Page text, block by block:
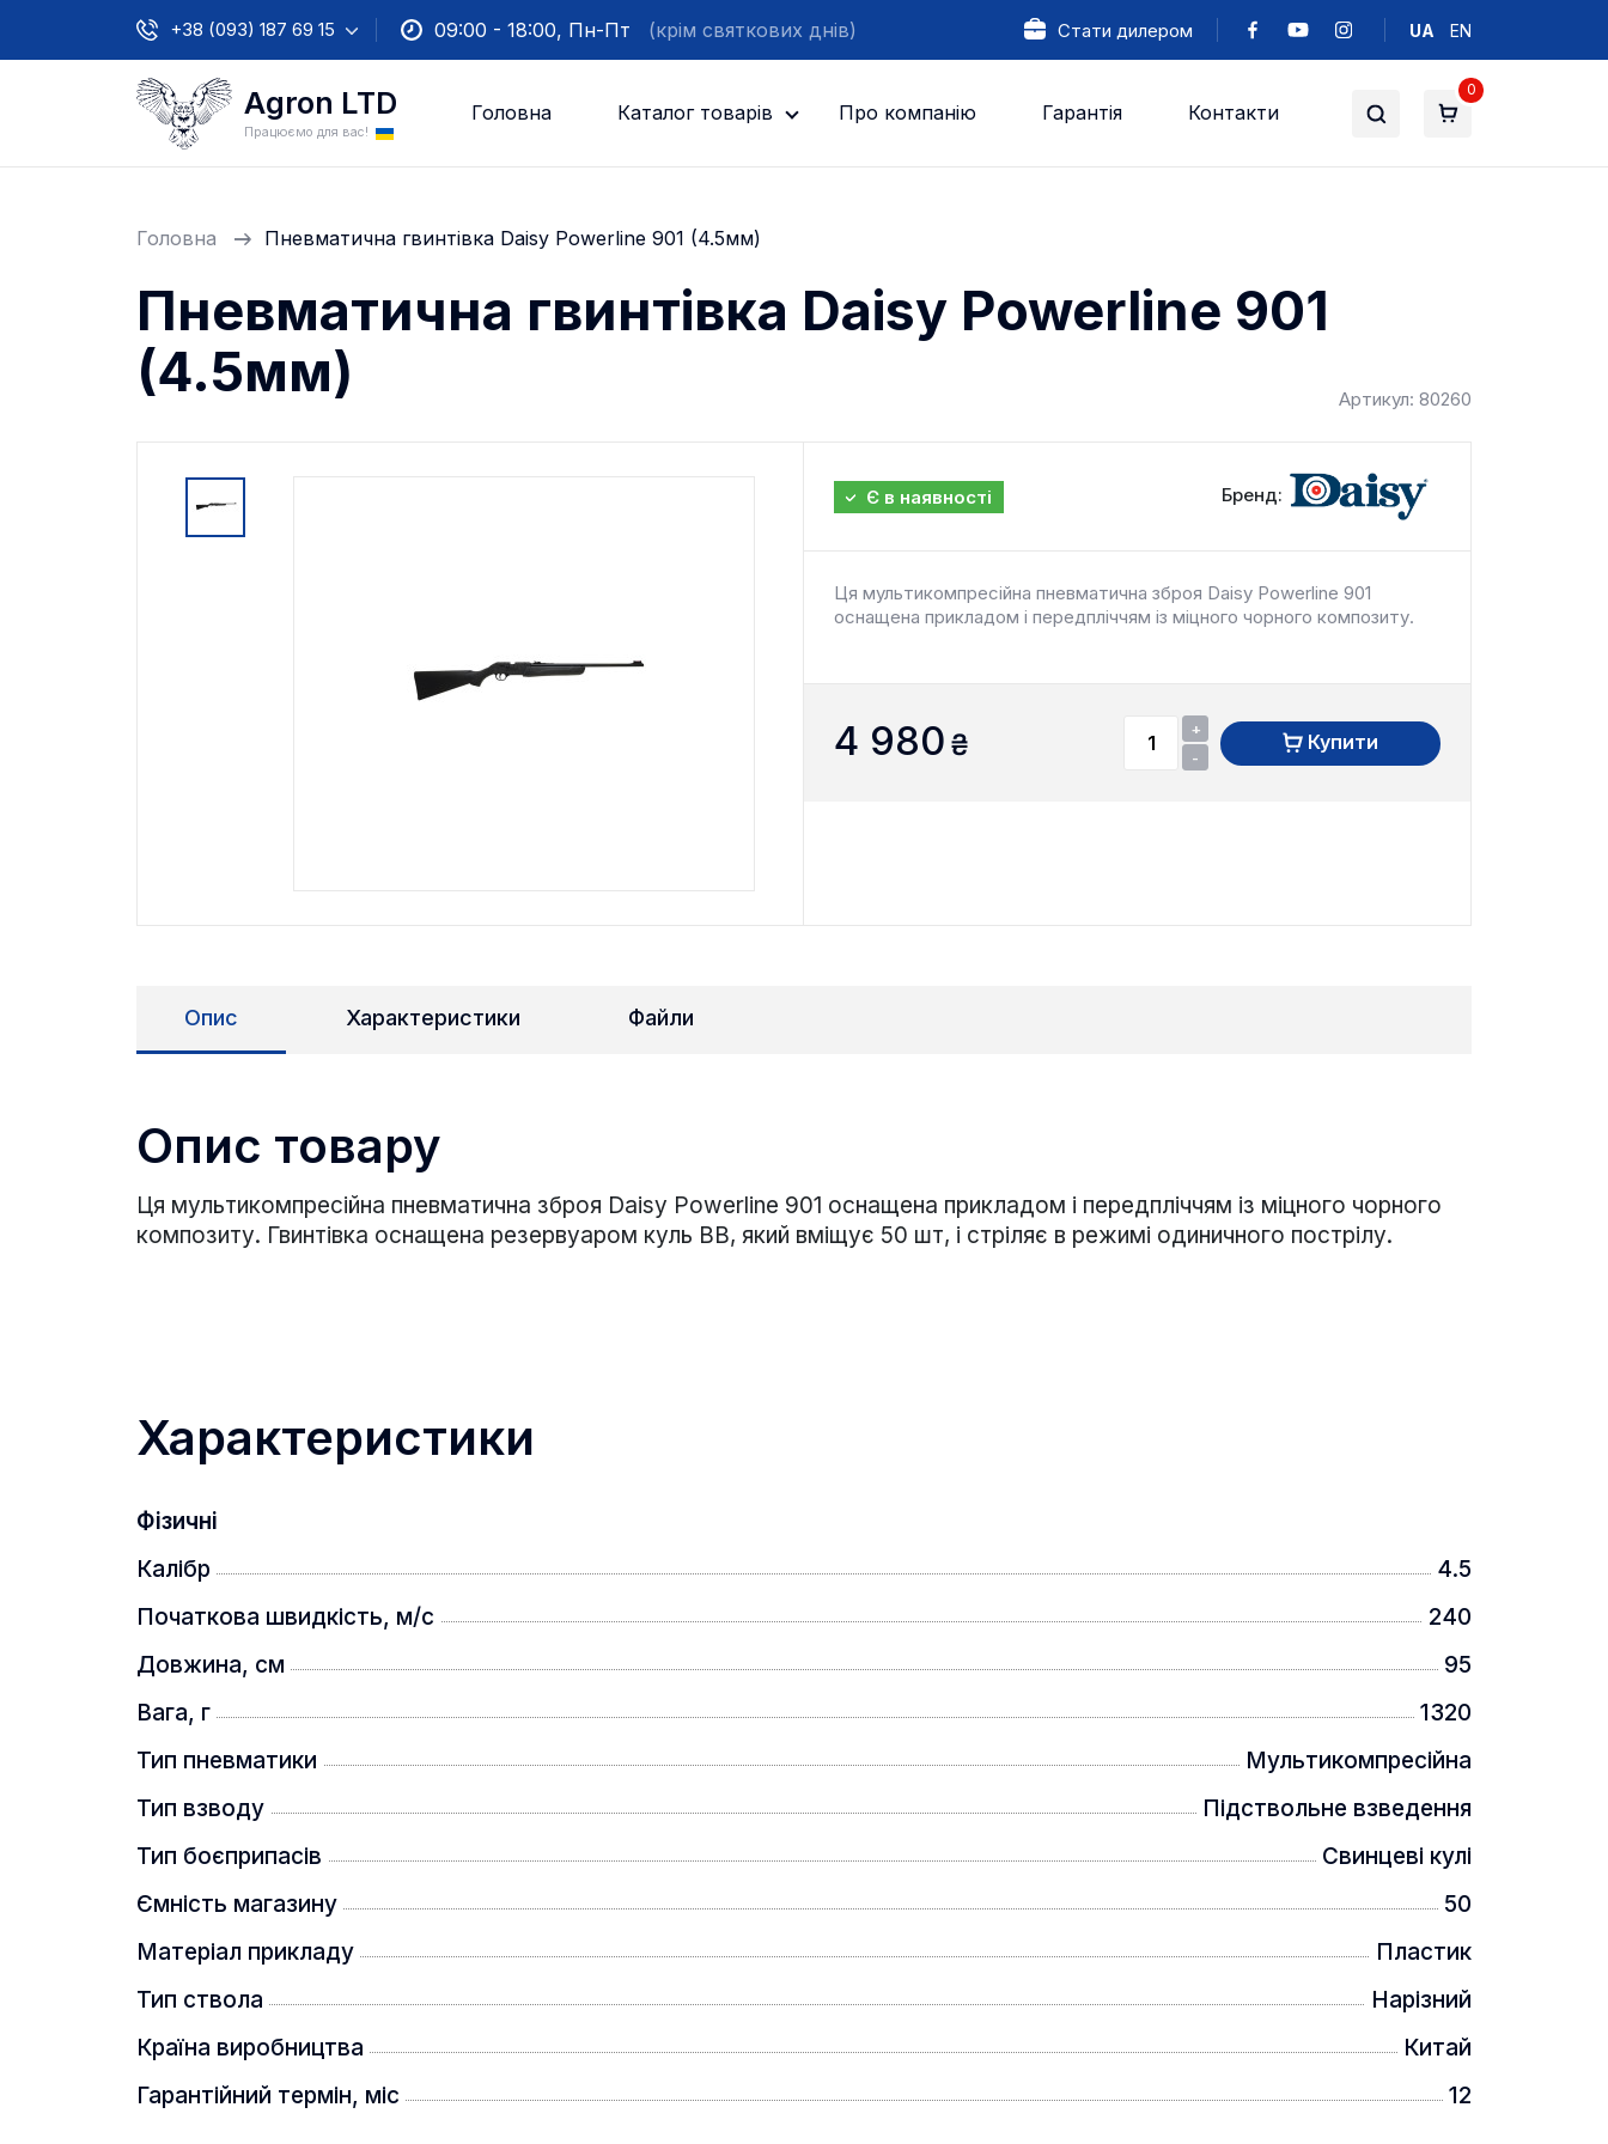
+38 (093) 187 69 15 09:00 - 18:00, Пн-Пт (крім святкових днів) Стати дилером UA EN
Agron LTD
Працюємо для вас!
Головна Каталог товарів Про компанію Гарантія Контакти
0
Головна Пневматична гвинтівка Daisy Powerline 901 (4.5мм)
Пневматична гвинтівка Daisy Powerline 901
(4.5мм)
Артикул: 80260
Є в наявності Бренд:
Ця мультикомпресійна пневматична зброя Daisy Powerline 901
оснащена прикладом і передпліччям із міцного чорного композиту.
4 980 ₴
+
-
Купити
Опис Характеристики Файли
Опис товару
Ця мультикомпресійна пневматична зброя Daisy Powerline 901 оснащена прикладом і передпліччям із міцного чорного
композиту. Гвинтівка оснащена резервуаром куль ВВ, який вміщує 50 шт, і стріляє в режимі одиничного пострілу.
Характеристики
Фізичні
Калібр
4.5
Початкова швидкість, м/с
240
Довжина, см
95
Вага, г
1320
Тип пневматики
Мультикомпресійна
Тип взводу
Підствольне взведення
Тип боєприпасів
Свинцеві кулі
Ємність магазину
50
Матеріал прикладу
Пластик
Тип ствола
Нарізний
Країна виробництва
Китай
Гарантійний термін, міс
12